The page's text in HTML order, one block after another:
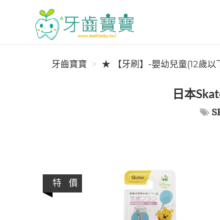
牙齒寶寶
牙齒寶寶
★ 【牙刷】-嬰幼兒童(12歲以
日本
特 價